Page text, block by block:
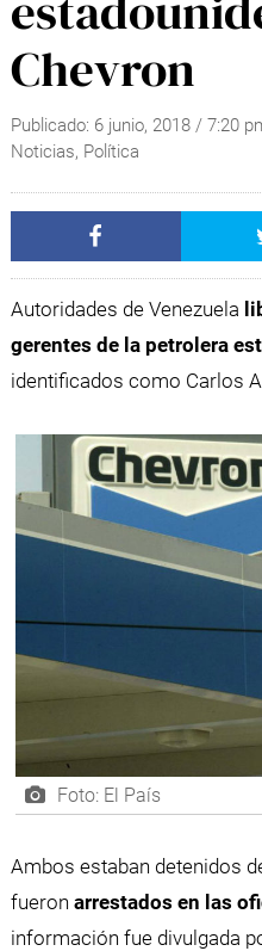
Chevron
Publicado: 6 junio, 2018/ 7:20
Noticias, Política
Autoridades de Venezuela
gerentes de la petrolera
identificados como Carlos
Foto: El País
Ambos estaban detenidos
fueron arrestados en las
información fue divulgada